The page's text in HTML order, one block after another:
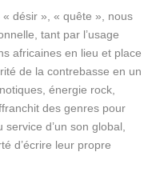
« désir », « quête », nous
tant par l’usage
africaines en lieu et place
de la contrebasse en un
énergie rock,
des genres pour
d’un son global,
d’écrire leur propre